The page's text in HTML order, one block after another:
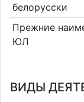
белорусски
Прежние
ЮЛ
ВИДЫ